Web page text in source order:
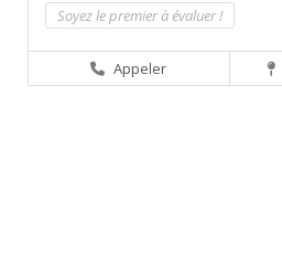
Soyez le premier à évaluer !
Appeler